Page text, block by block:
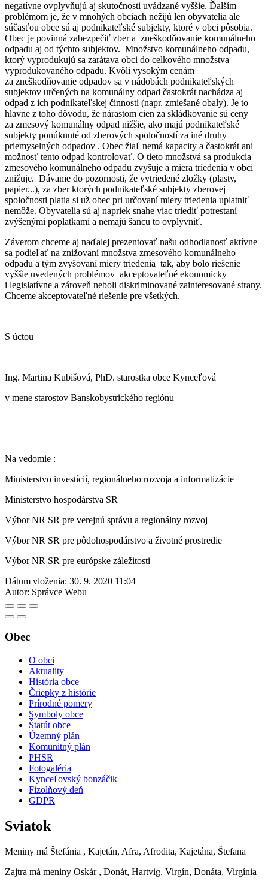
negatívne ovplyvňujú aj skutočnosti uvádzané vyššie. Ďalším
problémom je, že v mnohých obciach nežijú len obyvatelia ale
súčasťou obce sú aj podnikateľské subjekty, ktoré v obci pôsobia.
Obec je povinná zabezpečiť zber a zneškodňovanie komunálneho
odpadu aj od týchto subjektov. Množstvo komunálneho odpadu,
ktorý vyprodukujú sa zarátava obci do celkového množstva
vyprodukovaného odpadu. Kvôli vysokým cenám
za zneškodňovanie odpadov sa v nádobách podnikateľských
subjektov určených na komunálny odpad častokrát nachádza aj
odpad z ich podnikateľskej činnosti (napr. zmiešané obaly). Je to
hlavne z toho dôvodu, že nárastom cien za skládkovanie sú ceny
za zmesový komunálny odpad nižšie, ako majú podnikateľské
subjekty ponúknuté od zberových spoločností za iné druhy
priemyselných odpadov . Obec žiaľ nemá kapacity a častokrát ani
možnosť tento odpad kontrolovať. O tieto množstvá sa produkcia
zmesového komunálneho odpadu zvyšuje a miera triedenia v obci
znižuje. Dávame do pozornosti, že vytriedené zložky (plasty,
papier...), za zber ktorých podnikateľské subjekty zberovej
spoločnosti platia si už obec pri určovaní miery triedenia uplatniť
nemôže. Obyvatelia sú aj napriek snahe viac triediť potrestaní
zvýšenými poplatkami a nemajú šancu to ovplyvniť.
Záverom chceme aj naďalej prezentovať našu odhodlanosť aktívne
sa podieľať na znižovaní množstva zmesového komunálneho
odpadu a tým zvyšovaní miery triedenia tak, aby bolo riešenie
vyššie uvedených problémov akceptovateľné ekonomicky
i legislatívne a zároveň neboli diskriminované zainteresované strany.
Chceme akceptovateľné riešenie pre všetkých.
S úctou
Ing. Martina Kubišová, PhD. starostka obce Kynceľová
v mene starostov Banskobystrického regiónu
Na vedomie :
Ministerstvo investícií, regionálneho rozvoja a informatizácie
Ministerstvo hospodárstva SR
Výbor NR SR pre verejnú správu a regionálny rozvoj
Výbor NR SR pre pôdohospodárstvo a životné prostredie
Výbor NR SR pre európske záležitosti
Dátum vloženia: 30. 9. 2020 11:04
Autor: Správce Webu
Obec
O obci
Aktuality
História obce
Čriepky z histórie
Prírodné pomery
Symboly obce
Štatút obce
Územný plán
Komunitný plán
PHSR
Fotogaléria
Kynceľovský bonzáčik
Fizolňový deň
GDPR
Sviatok
Meniny má Štefánia , Kajetán, Afra, Afrodita, Kajetána, Štefana
Zajtra má meniny Oskár , Donát, Hartvig, Virgín, Donáta, Virgínia